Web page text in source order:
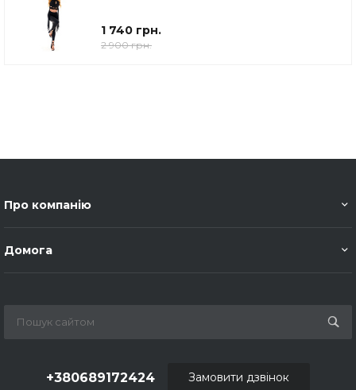
1 740 грн.
2 900 грн.
Про компанію
Домога
+380689172424 Замовити дзвінок